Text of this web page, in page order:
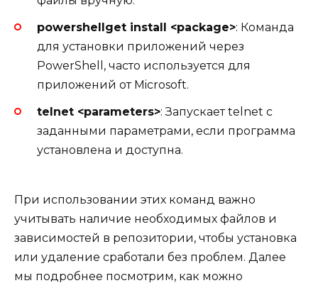
powershellget install <package>: Команда
для установки приложений через
PowerShell, часто используется для
приложений от Microsoft.
telnet <parameters>: Запускает telnet с
заданными параметрами, если программа
установлена и доступна.
При использовании этих команд важно
учитывать наличие необходимых файлов и
зависимостей в репозитории, чтобы установка
или удаление сработали без проблем. Далее
мы подробнее посмотрим, как можно